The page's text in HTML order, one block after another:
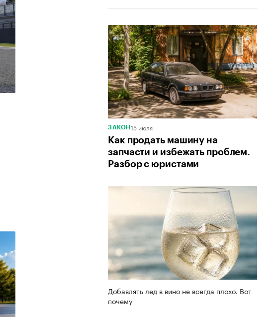
ЗАКОН 15 июля
Как продать машину на
запчасти и избежать проблем.
Разбор с юристами
Добавлять лед в вино не всегда плохо. Вот
почему